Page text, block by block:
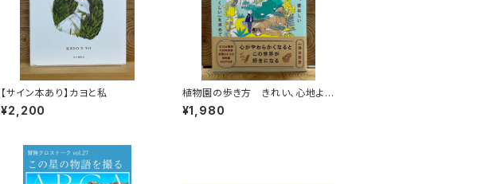
【サイン本あり】カヨと私
¥2,200
植物園の歩き方 きれい、心地よ
い、愛おしい さまざまな「うつくし
い」を求めて
¥1,980